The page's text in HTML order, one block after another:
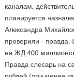
каналам,
планируется
Александра
проверили - правда.
на ЖД 400
Правда слесарь на